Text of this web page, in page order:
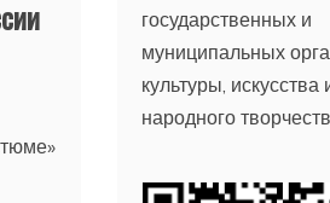
государственных и
муниципальных
культуры, искусства
народного